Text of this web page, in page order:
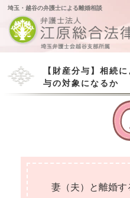
埼玉・越谷の弁護士による離婚相談
【財産分与】相続
与の対象になるか
妻（夫）と離婚す